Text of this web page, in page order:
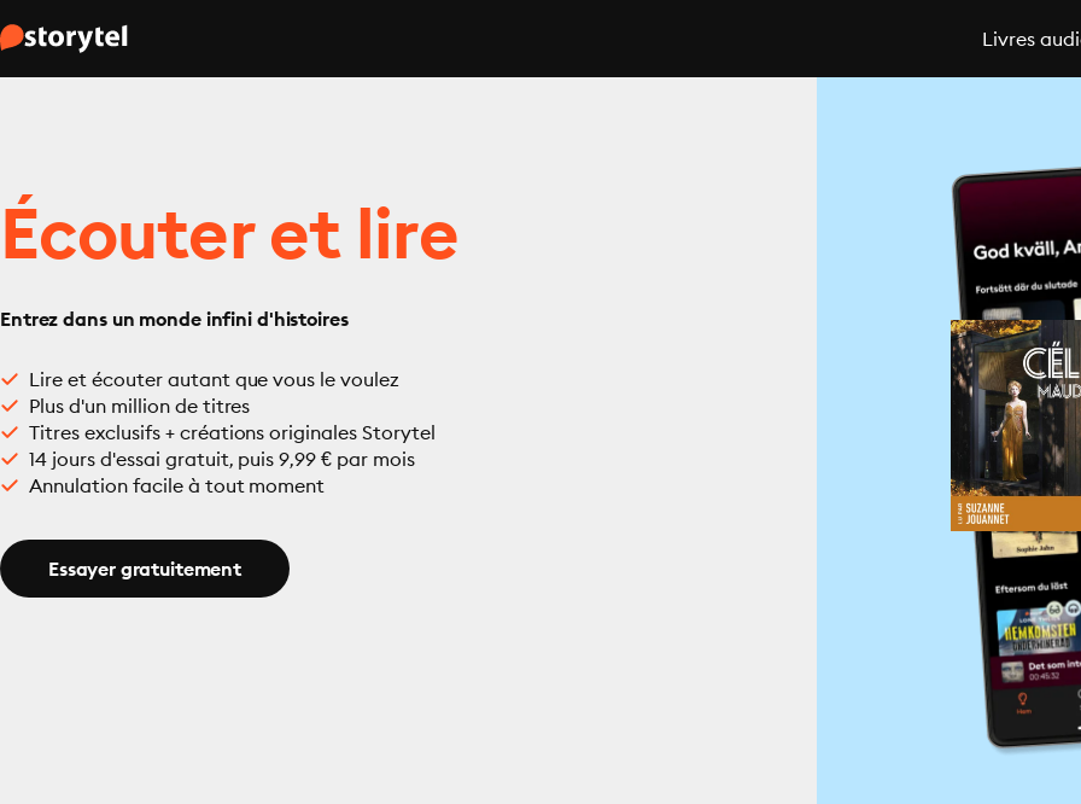
Livres
Écouter et lire
Entrez dans un monde infini d'histoires
Lire et écouter autant que vous le voulez
Plus d'un million de titres
Titres exclusifs + créations originales Storytel
14 jours d'essai gratuit, puis 9,99 € par mois
Annulation facile à tout moment
Essayer gratuitement